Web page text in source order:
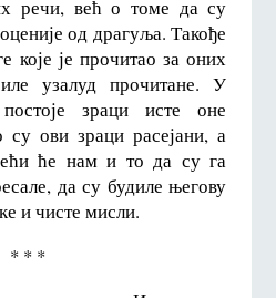
речи, већ о томе да су
од драгуља. Такође
које је прочитао за оних
узалуд прочитане. У
зраци исте оне
су ови зраци расејани, а
ће нам и то да су га
да су будиле његову
и чисте мисли.
* * *